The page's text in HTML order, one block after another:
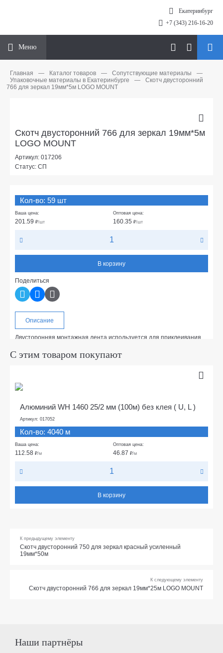
Екатеринбург
+7 (343) 216-16-20
Меню
Главная — Каталог товаров — Сопутствующие материалы
—
Упаковочные материалы в Екатеринбурге
—
Скотч двусторонний
766 для зеркал 19мм*5м LOGO MOUNT
Скотч двусторонний 766 для зеркал 19мм*5м
LOGO MOUNT
Артикул: 017206
Статус: СП
Кол-во: 59 шт
Ваша цена:
201.59 ₽/шт
Оптовая цена:
160.35 ₽/шт
В корзину
Поделиться
Описание
Двусторонняя монтажная лента используется для приклеивания
диспензеров, дисплеев, монтажных коробов и т.п.
С этим товаром покупают
Алюминий WH 1460 25/2 мм (100м) без клея ( U, L )
Артикул: 017052
Кол-во: 4040 м
Ваша цена:
112.58 ₽/м
Оптовая цена:
46.87 ₽/м
В корзину
К предыдущему элементу
Скотч двусторонний 750 для зеркал красный усиленный
19мм*50м
К следующему элементу
Скотч двусторонний 766 для зеркал 19мм*25м LOGO MOUNT
Наши партнёры